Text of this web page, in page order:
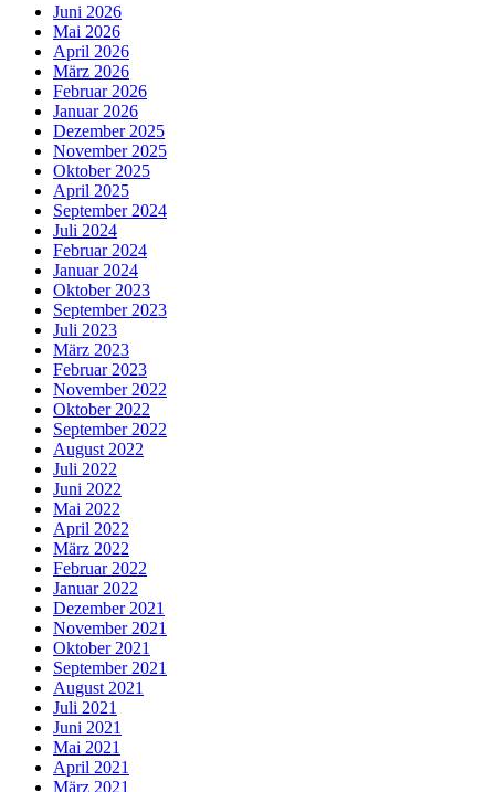
Juni 2026
Mai 2026
April 2026
März 2026
Februar 2026
Januar 2026
Dezember 2025
November 2025
Oktober 2025
April 2025
September 2024
Juli 2024
Februar 2024
Januar 2024
Oktober 2023
September 2023
Juli 2023
März 2023
Februar 2023
November 2022
Oktober 2022
September 2022
August 2022
Juli 2022
Juni 2022
Mai 2022
April 2022
März 2022
Februar 2022
Januar 2022
Dezember 2021
November 2021
Oktober 2021
September 2021
August 2021
Juli 2021
Juni 2021
Mai 2021
April 2021
März 2021